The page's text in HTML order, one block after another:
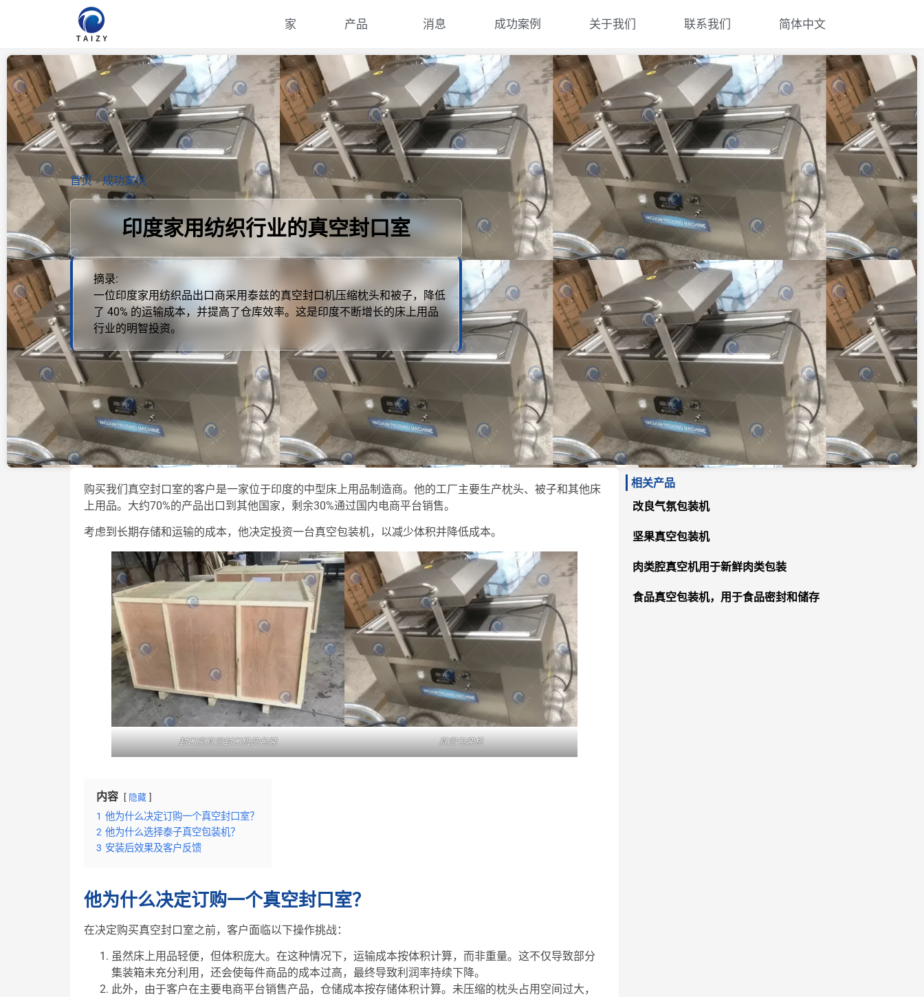
家 产品 消息 成功案例 关于我们 联系我们 简体中文
首页»成功案例
印度家用纺织行业的真空封口室
摘录:
一位印度家用纺织品出口商采用泰兹的真空封口机压缩枕头和被子，降低
了 40% 的运输成本，并提高了仓库效率。这是印度不断增长的床上用品
行业的明智投资。
购买我们真空封口室的客户是一家位于印度的中型床上用品制造商。他的工厂主要生产枕头、被子和其他床
上用品。大约70%的产品出口到其他国家，剩余30%通过国内电商平台销售。
考虑到长期存储和运输的成本，他决定投资一台真空包装机，以减少体积并降低成本。
封口室真空封口机的包装 真空包装机
内容 隐藏
1 他为什么决定订购一个真空封口室？
2 他为什么选择泰子真空包装机？
3 安装后效果及客户反馈
他为什么决定订购一个真空封口室？
在决定购买真空封口室之前，客户面临以下操作挑战：
虽然床上用品轻便，但体积庞大。在这种情况下，运输成本按体积计算，而非重量。这不仅导致部分
集装箱未充分利用，还会使每件商品的成本过高，最终导致利润率持续下降。
此外，由于客户在主要电商平台销售产品，仓储成本按存储体积计算。未压缩的枕头占用空间过大，
相关产品
改良气氛包装机
坚果真空包装机
肉类腔真空机用于新鲜肉类包装
食品真空包装机，用于食品密封和储存